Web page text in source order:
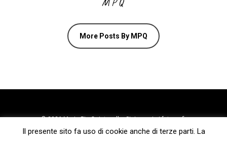
More Posts By MPQ
© 2026 Maria Pia Quintavalla. Si ringrazia i fotografi:
Giovanni Rubino, Michele Corleone, Daniele Ferroni, Paola
Il presente sito fa uso di cookie anche di terze parti. La